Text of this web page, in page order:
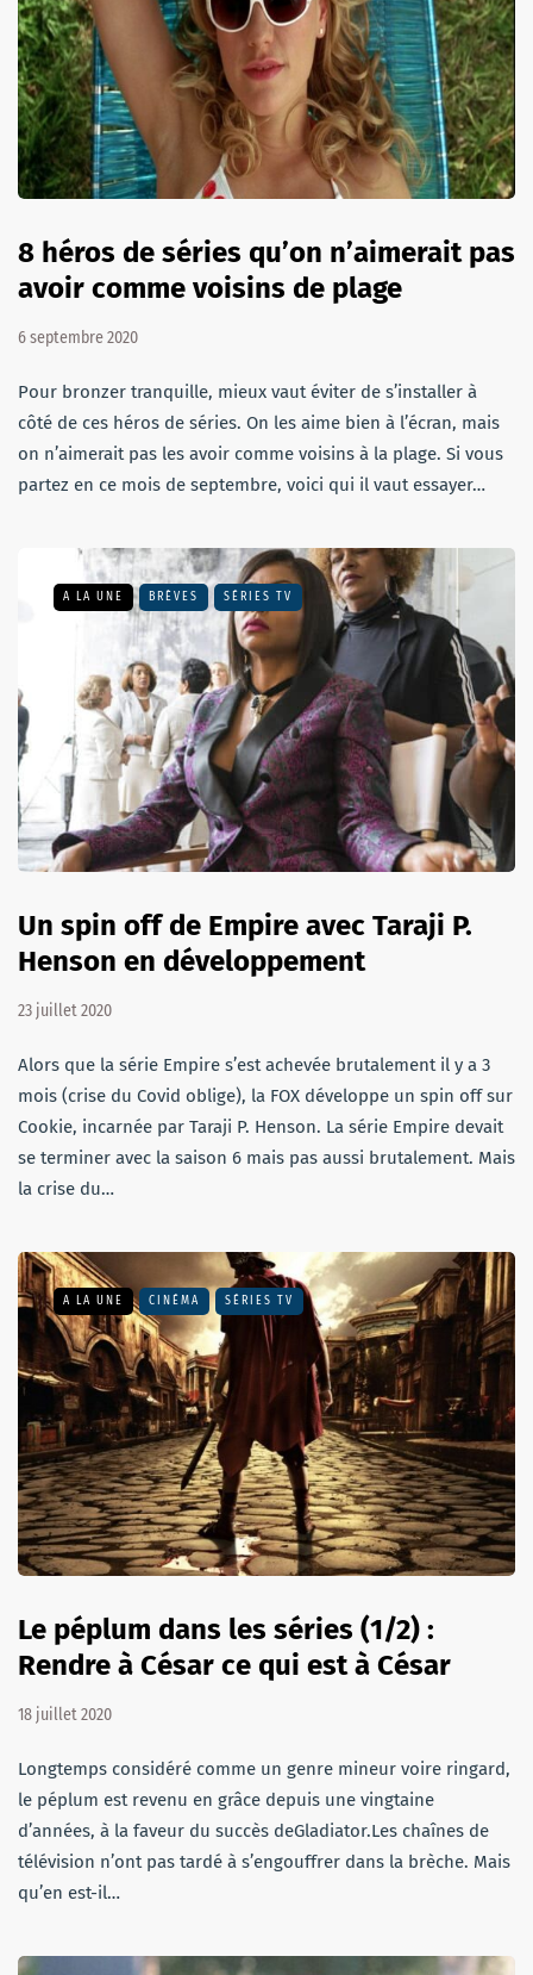
8 héros de séries qu’on n’aimerait pas
avoir comme voisins de plage
6 septembre 2020
Pour bronzer tranquille, mieux vaut éviter de s’installer à
côté de ces héros de séries. On les aime bien à l’écran, mais
on n’aimerait pas les avoir comme voisins à la plage. Si vous
partez en ce mois de septembre, voici qui il vaut essayer…
A LA UNE BRÈVES SÉRIES TV
Un spin off de Empire avec Taraji P.
Henson en développement
23 juillet 2020
Alors que la série Empire s’est achevée brutalement il y a 3
mois (crise du Covid oblige), la FOX développe un spin off sur
Cookie, incarnée par Taraji P. Henson. La série Empire devait
se terminer avec la saison 6 mais pas aussi brutalement. Mais
la crise du…
A LA UNE CINÉMA SÉRIES TV
Le péplum dans les séries (1/2) :
Rendre à César ce qui est à César
18 juillet 2020
Longtemps considéré comme un genre mineur voire ringard,
le péplum est revenu en grâce depuis une vingtaine
d’années, à la faveur du succès deGladiator.Les chaînes de
télévision n’ont pas tardé à s’engouffrer dans la brèche. Mais
qu’en est-il…